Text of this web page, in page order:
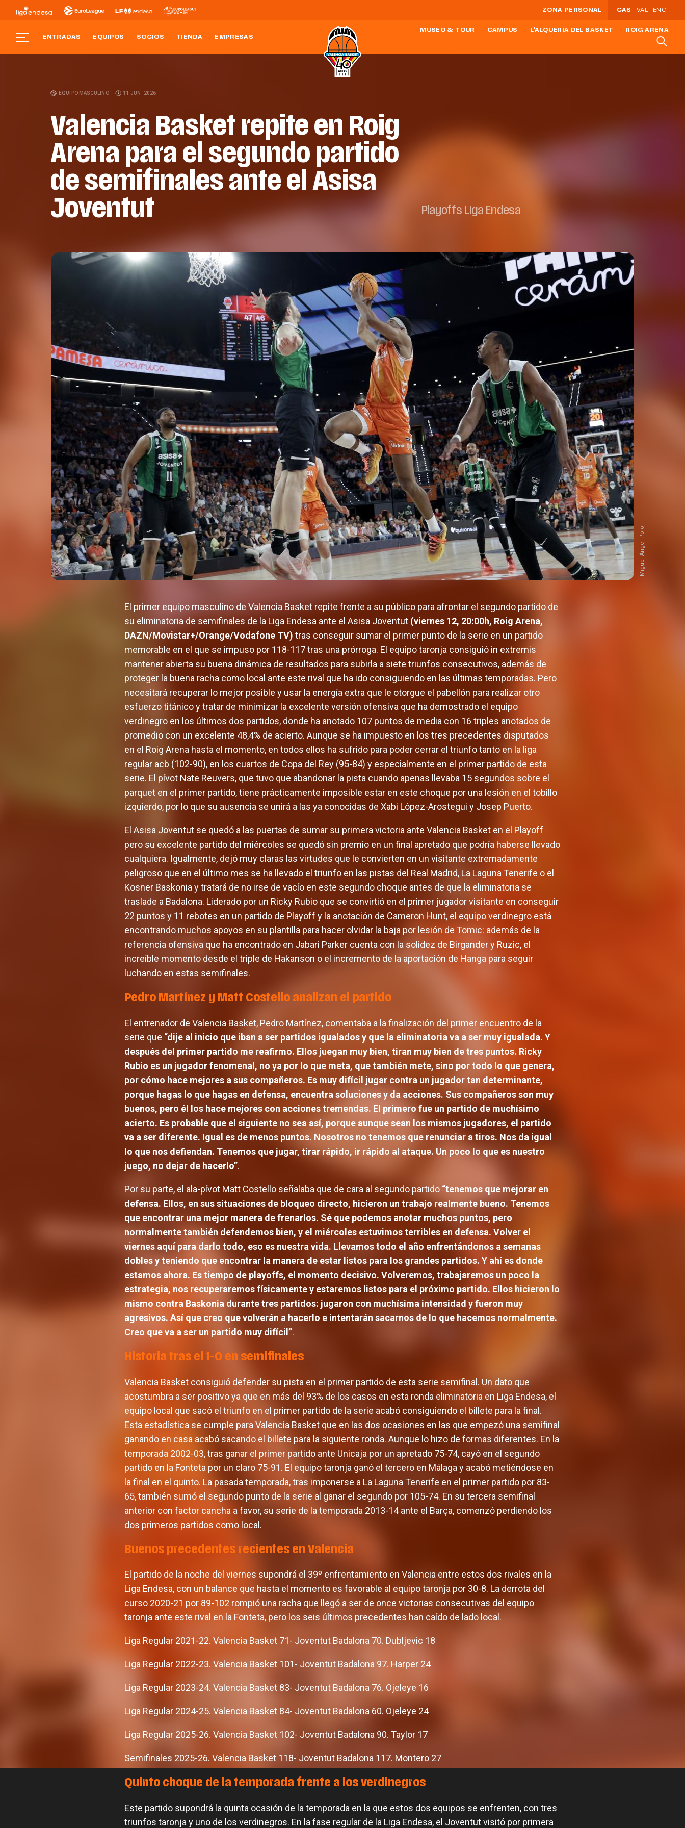
ZONA PERSONAL CAS VAL ENG
ENTRADAS EQUIPOS SOCIOS TIENDA EMPRESAS
MUSEO & TOUR CAMPUS L'ALQUERIA DEL BASKET ROIG ARENA
EQUIPO MASCULINO 11 JUN. 2026
Valencia Basket repite en Roig
Arena para el segundo partido
de semifinales ante el Asisa
Joventut
Playoffs Liga Endesa
Miguel Ángel Polo
El primer equipo masculino de Valencia Basket repite frente a su público para afrontar el segundo partido de
su eliminatoria de semifinales de la Liga Endesa ante el Asisa Joventut (viernes 12, 20:00h, Roig Arena,
DAZN/Movistar+/Orange/Vodafone TV) tras conseguir sumar el primer punto de la serie en un partido
memorable en el que se impuso por 118-117 tras una prórroga. El equipo taronja consiguió in extremis
mantener abierta su buena dinámica de resultados para subirla a siete triunfos consecutivos, además de
proteger la buena racha como local ante este rival que ha ido consiguiendo en las últimas temporadas. Pero
necesitará recuperar lo mejor posible y usar la energía extra que le otorgue el pabellón para realizar otro
esfuerzo titánico y tratar de minimizar la excelente versión ofensiva que ha demostrado el equipo
verdinegro en los últimos dos partidos, donde ha anotado 107 puntos de media con 16 triples anotados de
promedio con un excelente 48,4% de acierto. Aunque se ha impuesto en los tres precedentes disputados
en el Roig Arena hasta el momento, en todos ellos ha sufrido para poder cerrar el triunfo tanto en la liga
regular acb (102-90), en los cuartos de Copa del Rey (95-84) y especialmente en el primer partido de esta
serie. El pívot Nate Reuvers, que tuvo que abandonar la pista cuando apenas llevaba 15 segundos sobre el
parquet en el primer partido, tiene prácticamente imposible estar en este choque por una lesión en el tobillo
izquierdo, por lo que su ausencia se unirá a las ya conocidas de Xabi López-Arostegui y Josep Puerto.
El Asisa Joventut se quedó a las puertas de sumar su primera victoria ante Valencia Basket en el Playoff
pero su excelente partido del miércoles se quedó sin premio en un final apretado que podría haberse llevado
cualquiera. Igualmente, dejó muy claras las virtudes que le convierten en un visitante extremadamente
peligroso que en el último mes se ha llevado el triunfo en las pistas del Real Madrid, La Laguna Tenerife o el
Kosner Baskonia y tratará de no irse de vacío en este segundo choque antes de que la eliminatoria se
traslade a Badalona. Liderado por un Ricky Rubio que se convirtió en el primer jugador visitante en conseguir
22 puntos y 11 rebotes en un partido de Playoff y la anotación de Cameron Hunt, el equipo verdinegro está
encontrando muchos apoyos en su plantilla para hacer olvidar la baja por lesión de Tomic: además de la
referencia ofensiva que ha encontrado en Jabari Parker cuenta con la solidez de Birgander y Ruzic, el
increíble momento desde el triple de Hakanson o el incremento de la aportación de Hanga para seguir
luchando en estas semifinales.
Pedro Martínez y Matt Costello analizan el partido
El entrenador de Valencia Basket, Pedro Martínez, comentaba a la finalización del primer encuentro de la
serie que “dije al inicio que iban a ser partidos igualados y que la eliminatoria va a ser muy igualada. Y
después del primer partido me reafirmo. Ellos juegan muy bien, tiran muy bien de tres puntos. Ricky
Rubio es un jugador fenomenal, no ya por lo que meta, que también mete, sino por todo lo que genera,
por cómo hace mejores a sus compañeros. Es muy difícil jugar contra un jugador tan determinante,
porque hagas lo que hagas en defensa, encuentra soluciones y da acciones. Sus compañeros son muy
buenos, pero él los hace mejores con acciones tremendas. El primero fue un partido de muchísimo
acierto. Es probable que el siguiente no sea así, porque aunque sean los mismos jugadores, el partido
va a ser diferente. Igual es de menos puntos. Nosotros no tenemos que renunciar a tiros. Nos da igual
lo que nos defiendan. Tenemos que jugar, tirar rápido, ir rápido al ataque. Un poco lo que es nuestro
juego, no dejar de hacerlo”.
Por su parte, el ala-pívot Matt Costello señalaba que de cara al segundo partido “tenemos que mejorar en
defensa. Ellos, en sus situaciones de bloqueo directo, hicieron un trabajo realmente bueno. Tenemos
que encontrar una mejor manera de frenarlos. Sé que podemos anotar muchos puntos, pero
normalmente también defendemos bien, y el miércoles estuvimos terribles en defensa. Volver el
viernes aquí para darlo todo, eso es nuestra vida. Llevamos todo el año enfrentándonos a semanas
dobles y teniendo que encontrar la manera de estar listos para los grandes partidos. Y ahí es donde
estamos ahora. Es tiempo de playoffs, el momento decisivo. Volveremos, trabajaremos un poco la
estrategia, nos recuperaremos físicamente y estaremos listos para el próximo partido. Ellos hicieron lo
mismo contra Baskonia durante tres partidos: jugaron con muchísima intensidad y fueron muy
agresivos. Así que creo que volverán a hacerlo e intentarán sacarnos de lo que hacemos normalmente.
Creo que va a ser un partido muy difícil”.
Historia tras el 1-0 en semifinales
Valencia Basket consiguió defender su pista en el primer partido de esta serie semifinal. Un dato que
acostumbra a ser positivo ya que en más del 93% de los casos en esta ronda eliminatoria en Liga Endesa, el
equipo local que sacó el triunfo en el primer partido de la serie acabó consiguiendo el billete para la final.
Esta estadística se cumple para Valencia Basket que en las dos ocasiones en las que empezó una semifinal
ganando en casa acabó sacando el billete para la siguiente ronda. Aunque lo hizo de formas diferentes. En la
temporada 2002-03, tras ganar el primer partido ante Unicaja por un apretado 75-74, cayó en el segundo
partido en la Fonteta por un claro 75-91. El equipo taronja ganó el tercero en Málaga y acabó metiéndose en
la final en el quinto. La pasada temporada, tras imponerse a La Laguna Tenerife en el primer partido por 83-
65, también sumó el segundo punto de la serie al ganar el segundo por 105-74. En su tercera semifinal
anterior con factor cancha a favor, su serie de la temporada 2013-14 ante el Barça, comenzó perdiendo los
dos primeros partidos como local.
Buenos precedentes recientes en Valencia
El partido de la noche del viernes supondrá el 39º enfrentamiento en Valencia entre estos dos rivales en la
Liga Endesa, con un balance que hasta el momento es favorable al equipo taronja por 30-8. La derrota del
curso 2020-21 por 89-102 rompió una racha que llegó a ser de once victorias consecutivas del equipo
taronja ante este rival en la Fonteta, pero los seis últimos precedentes han caído de lado local.
Liga Regular 2021-22. Valencia Basket 71- Joventut Badalona 70. Dubljevic 18
Liga Regular 2022-23. Valencia Basket 101- Joventut Badalona 97. Harper 24
Liga Regular 2023-24. Valencia Basket 83- Joventut Badalona 76. Ojeleye 16
Liga Regular 2024-25. Valencia Basket 84- Joventut Badalona 60. Ojeleye 24
Liga Regular 2025-26. Valencia Basket 102- Joventut Badalona 90. Taylor 17
Semifinales 2025-26. Valencia Basket 118- Joventut Badalona 117. Montero 27
Quinto choque de la temporada frente a los verdinegros
Este partido supondrá la quinta ocasión de la temporada en la que estos dos equipos se enfrenten, con tres
triunfos taronja y uno de los verdinegros. En la fase regular de la Liga Endesa, el Joventut visitó por primera